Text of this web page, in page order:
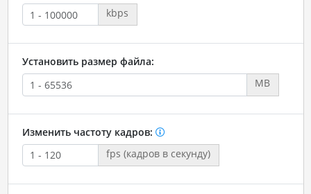
kbps
Установить размер файла:
MB
Изменить частоту кадров:
fps (кадров в секунду)